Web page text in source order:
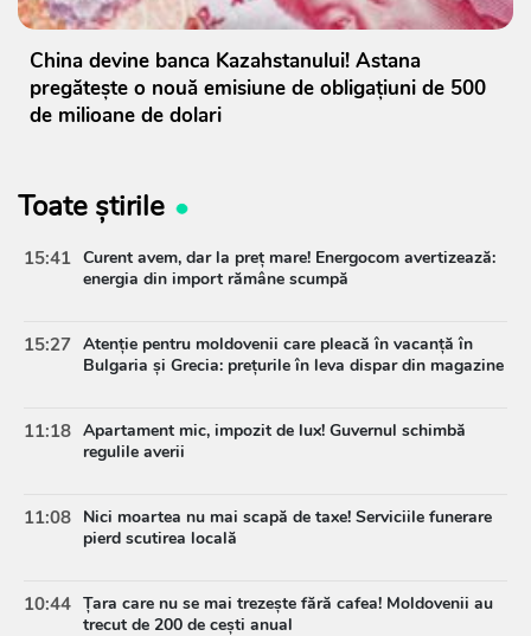
China devine banca Kazahstanului! Astana
pregătește o nouă emisiune de obligațiuni de 500
de milioane de dolari
Toate știrile
15:41 Curent avem, dar la preț mare! Energocom avertizează:
energia din import rămâne scumpă
15:27 Atenție pentru moldovenii care pleacă în vacanță în
Bulgaria și Grecia: prețurile în leva dispar din magazine
11:18 Apartament mic, impozit de lux! Guvernul schimbă
regulile averii
11:08 Nici moartea nu mai scapă de taxe! Serviciile funerare
pierd scutirea locală
10:44 Țara care nu se mai trezește fără cafea! Moldovenii au
trecut de 200 de cești anual